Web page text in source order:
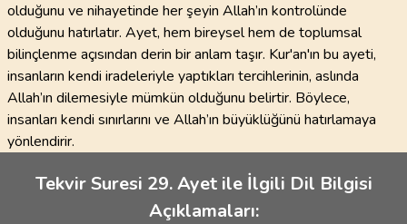
olduğunu ve nihayetinde her şeyin Allah’ın kontrolünde
olduğunu hatırlatır. Ayet, hem bireysel hem de toplumsal
bilinçlenme açısından derin bir anlam taşır. Kur'an'ın bu ayeti,
insanların kendi iradeleriyle yaptıkları tercihlerinin, aslında
Allah’ın dilemesiyle mümkün olduğunu belirtir. Böylece,
insanları kendi sınırlarını ve Allah’ın büyüklüğünü hatırlamaya
yönlendirir.
Tekvir Suresi 29. Ayet ile İlgili Dil Bilgisi
Açıklamaları: